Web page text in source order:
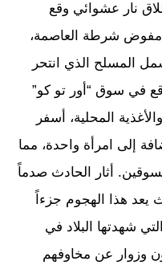
نار عشوائي وقع
شرطة العاصمة،
المسلح الذي انتحر
في سوق “أور تو كو”
المحلية، أسفر
إلى امرأة واحدة، مما
أثار الحادث صدماً
يعد هذا الهجوم جزءاً
شهدتها البلاد في
وزوار عن مخاوفهم